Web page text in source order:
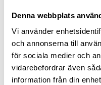
Denna webbplats
Vi använder
och annonserna till
för sociala medier och
vidarebefordrar även
information från din
Det är anpassad PT-
Ledare är Sofia
Sofia kommer att hjälpa
kommer att bli en